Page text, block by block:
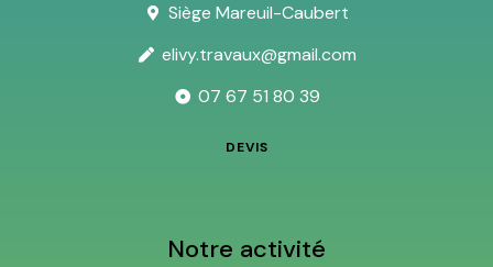
Siège Mareuil-Caubert
elivy.travaux@gmail.com
07 67 51 80 39
DEVIS
Notre activité